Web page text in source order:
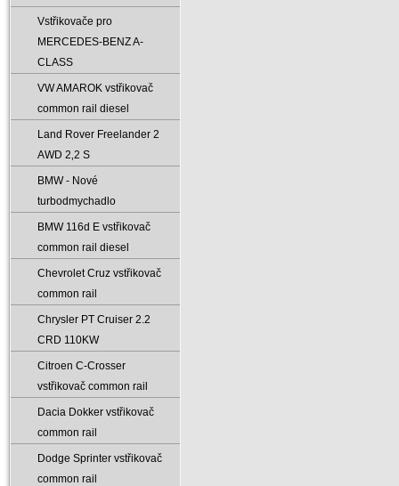
Vstřikovače pro
MERCEDES-BENZ A-
CLASS
VW AMAROK vstřikovač
common rail diesel
Land Rover Freelander 2
AWD 2‚2 S
BMW - Nové
turbodmychadlo
BMW 116d E vstřikovač
common rail diesel
Chevrolet Cruz vstřikovač
common rail
Chrysler PT Cruiser 2.2
CRD 110KW
Citroen C-Crosser
vstřikovač common rail
Dacia Dokker vstřikovač
common rail
Dodge Sprinter vstřikovač
common rail